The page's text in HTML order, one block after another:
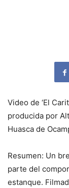
Video de ‘El
producida por
Huasca de
Resumen: Un
parte del
estanque.